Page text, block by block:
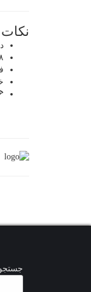
۸ کیلو آرد را داخل میکسر ریخته و ۲کیلو